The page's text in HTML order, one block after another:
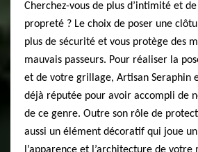
Cherchez-vous de plus d’intimité et
propreté ? Le choix de poser une
plus de sécurité et vous protège des
mauvais passeurs. Pour réaliser la
et de votre grillage, Artisan Seraphin
déjà réputée pour avoir accompli de
de ce genre. Outre son rôle de
aussi un élément décoratif qui joue